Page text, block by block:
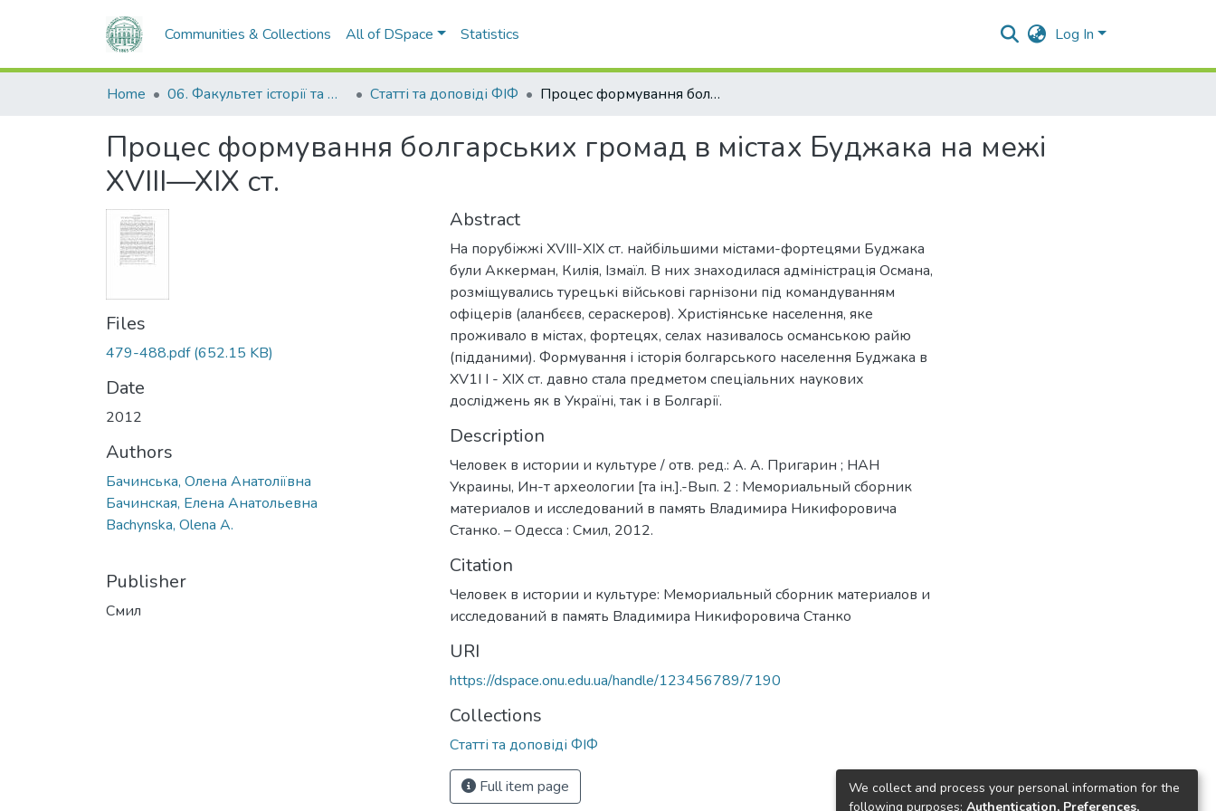
Communities & Collections All of DSpace Statistics Log In
Home 06. Факультет історії та філософії Статті та доповіді ФІФ Процес формування болгарських громад в містах Буджака на межі XVIII—XIX ст.
Процес формування болгарських громад в містах Буджака на межі
XVIII—XIX ст.
Files
479-488.pdf(652.15 KB)
Date
2012
Authors
Бачинська, Олена Анатоліївна
Бачинская, Елена Анатольевна
Bachynska, Olena A.
Publisher
Смил
Abstract
На порубіжжі XVIII-XIX ст. найбільшими містами-фортецями Буджака
були Аккерман, Килія, Ізмаїл. В них знаходилася адміністрація Османа,
розміщувались турецькі військові гарнізони під командуванням
офіцерів (аланбєєв, сераскеров). Христіянське населення, яке
проживало в містах, фортецях, селах називалось османською райю
(підданими). Формування і історія болгарського населення Буджака в
XV1I І - XIX ст. давно стала предметом спеціальних наукових
досліджень як в Україні, так і в Болгарії.
Description
Человек в истории и культуре / отв. ред.: А. А. Пригарин ; НАН
Украины, Ин-т археологии [та ін.].-Вып. 2 : Мемориальный сборник
материалов и исследований в память Владимира Никифоровича
Станко. – Одесса : Смил, 2012.
Citation
Человек в истории и культуре: Мемориальный сборник материалов и
исследований в память Владимира Никифоровича Станко
URI
https://dspace.onu.edu.ua/handle/123456789/7190
Collections
Статті та доповіді ФІФ
Full item page
We collect and process your personal information for the
following purposes: Authentication, Preferences,